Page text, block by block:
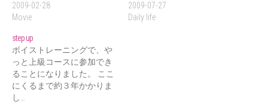
2009-02-28
Movie
2009-07-27
Daily life
step up
ボイストレーニングで、や
っと上級コースに参加でき
ることになりました。 ここ
にくるまで約３年かかりま
し…